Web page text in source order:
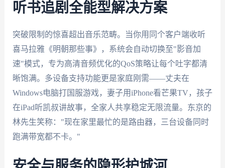
听书追剧全能型解决方案
突破限制的惊喜超出音乐范畴。当你用同个客户端收听
喜马拉雅《明朝那些事》，系统会自动切换至"影音加
速"模式，专为高清音频优化的QoS策略让每个吐字都清
晰饱满。多设备支持功能更是家庭刚需——丈夫在
Windows电脑打国服游戏，妻子用iPhone看芒果TV，孩子
在iPad听凯叔讲故事，全家人共享稳定无限流量。东京的
林先生笑称："现在家里最忙的是路由器，三台设备同时
跑满带宽都不卡。"